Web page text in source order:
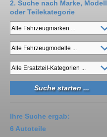
2. Suche nach Marke, Modell
oder Teilekategorie
Ihre Suche ergab:
6 Autoteile